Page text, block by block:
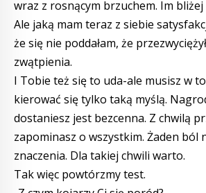
wraz z rosnącym brzuchem. Im
Ale jaką mam teraz z siebie
że się nie poddałam, że
zwątpienia.
I Tobie też się to uda-ale musisz w
kierować się tylko taką myślą.
dostaniesz jest bezcenna. Z chwilą
zapominasz o wszystkim. Żaden ból
znaczenia. Dla takiej chwili warto.
Tak więc powtórzmy test.